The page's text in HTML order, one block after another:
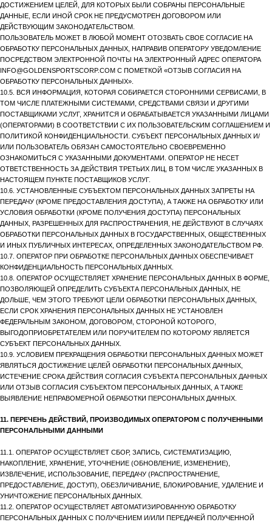
ДОСТИЖЕНИЕМ ЦЕЛЕЙ, ДЛЯ КОТОРЫХ БЫЛИ СОБРАНЫ ПЕРСОНАЛЬНЫЕ
ДАННЫЕ, ЕСЛИ ИНОЙ СРОК НЕ ПРЕДУСМОТРЕН ДОГОВОРОМ ИЛИ
ДЕЙСТВУЮЩИМ ЗАКОНОДАТЕЛЬСТВОМ.
ПОЛЬЗОВАТЕЛЬ МОЖЕТ В ЛЮБОЙ МОМЕНТ ОТОЗВАТЬ СВОЕ СОГЛАСИЕ НА
ОБРАБОТКУ ПЕРСОНАЛЬНЫХ ДАННЫХ, НАПРАВИВ ОПЕРАТОРУ УВЕДОМЛЕНИЕ
ПОСРЕДСТВОМ ЭЛЕКТРОННОЙ ПОЧТЫ НА ЭЛЕКТРОННЫЙ АДРЕС ОПЕРАТОРА
INFO@GOLDENSPORTSCORP.COM С ПОМЕТКОЙ «ОТЗЫВ СОГЛАСИЯ НА
ОБРАБОТКУ ПЕРСОНАЛЬНЫХ ДАННЫХ».
10.5. ВСЯ ИНФОРМАЦИЯ, КОТОРАЯ СОБИРАЕТСЯ СТОРОННИМИ СЕРВИСАМИ, В
ТОМ ЧИСЛЕ ПЛАТЕЖНЫМИ СИСТЕМАМИ, СРЕДСТВАМИ СВЯЗИ И ДРУГИМИ
ПОСТАВЩИКАМИ УСЛУГ, ХРАНИТСЯ И ОБРАБАТЫВАЕТСЯ УКАЗАННЫМИ ЛИЦАМИ
(ОПЕРАТОРАМИ) В СООТВЕТСТВИИ С ИХ ПОЛЬЗОВАТЕЛЬСКИМ СОГЛАШЕНИЕМ И
ПОЛИТИКОЙ КОНФИДЕНЦИАЛЬНОСТИ. СУБЪЕКТ ПЕРСОНАЛЬНЫХ ДАННЫХ И/
ИЛИ ПОЛЬЗОВАТЕЛЬ ОБЯЗАН САМОСТОЯТЕЛЬНО СВОЕВРЕМЕННО
ОЗНАКОМИТЬСЯ С УКАЗАННЫМИ ДОКУМЕНТАМИ. ОПЕРАТОР НЕ НЕСЕТ
ОТВЕТСТВЕННОСТЬ ЗА ДЕЙСТВИЯ ТРЕТЬИХ ЛИЦ, В ТОМ ЧИСЛЕ УКАЗАННЫХ В
НАСТОЯЩЕМ ПУНКТЕ ПОСТАВЩИКОВ УСЛУГ.
10.6. УСТАНОВЛЕННЫЕ СУБЪЕКТОМ ПЕРСОНАЛЬНЫХ ДАННЫХ ЗАПРЕТЫ НА
ПЕРЕДАЧУ (КРОМЕ ПРЕДОСТАВЛЕНИЯ ДОСТУПА), А ТАКЖЕ НА ОБРАБОТКУ ИЛИ
УСЛОВИЯ ОБРАБОТКИ (КРОМЕ ПОЛУЧЕНИЯ ДОСТУПА) ПЕРСОНАЛЬНЫХ
ДАННЫХ, РАЗРЕШЕННЫХ ДЛЯ РАСПРОСТРАНЕНИЯ, НЕ ДЕЙСТВУЮТ В СЛУЧАЯХ
ОБРАБОТКИ ПЕРСОНАЛЬНЫХ ДАННЫХ В ГОСУДАРСТВЕННЫХ, ОБЩЕСТВЕННЫХ
И ИНЫХ ПУБЛИЧНЫХ ИНТЕРЕСАХ, ОПРЕДЕЛЕННЫХ ЗАКОНОДАТЕЛЬСТВОМ РФ.
10.7. ОПЕРАТОР ПРИ ОБРАБОТКЕ ПЕРСОНАЛЬНЫХ ДАННЫХ ОБЕСПЕЧИВАЕТ
КОНФИДЕНЦИАЛЬНОСТЬ ПЕРСОНАЛЬНЫХ ДАННЫХ.
10.8. ОПЕРАТОР ОСУЩЕСТВЛЯЕТ ХРАНЕНИЕ ПЕРСОНАЛЬНЫХ ДАННЫХ В ФОРМЕ,
ПОЗВОЛЯЮЩЕЙ ОПРЕДЕЛИТЬ СУБЪЕКТА ПЕРСОНАЛЬНЫХ ДАННЫХ, НЕ
ДОЛЬШЕ, ЧЕМ ЭТОГО ТРЕБУЮТ ЦЕЛИ ОБРАБОТКИ ПЕРСОНАЛЬНЫХ ДАННЫХ,
ЕСЛИ СРОК ХРАНЕНИЯ ПЕРСОНАЛЬНЫХ ДАННЫХ НЕ УСТАНОВЛЕН
ФЕДЕРАЛЬНЫМ ЗАКОНОМ, ДОГОВОРОМ, СТОРОНОЙ КОТОРОГО,
ВЫГОДОПРИОБРЕТАТЕЛЕМ ИЛИ ПОРУЧИТЕЛЕМ ПО КОТОРОМУ ЯВЛЯЕТСЯ
СУБЪЕКТ ПЕРСОНАЛЬНЫХ ДАННЫХ.
10.9. УСЛОВИЕМ ПРЕКРАЩЕНИЯ ОБРАБОТКИ ПЕРСОНАЛЬНЫХ ДАННЫХ МОЖЕТ
ЯВЛЯТЬСЯ ДОСТИЖЕНИЕ ЦЕЛЕЙ ОБРАБОТКИ ПЕРСОНАЛЬНЫХ ДАННЫХ,
ИСТЕЧЕНИЕ СРОКА ДЕЙСТВИЯ СОГЛАСИЯ СУБЪЕКТА ПЕРСОНАЛЬНЫХ ДАННЫХ
ИЛИ ОТЗЫВ СОГЛАСИЯ СУБЪЕКТОМ ПЕРСОНАЛЬНЫХ ДАННЫХ, А ТАКЖЕ
ВЫЯВЛЕНИЕ НЕПРАВОМЕРНОЙ ОБРАБОТКИ ПЕРСОНАЛЬНЫХ ДАННЫХ.
11. ПЕРЕЧЕНЬ ДЕЙСТВИЙ, ПРОИЗВОДИМЫХ ОПЕРАТОРОМ С ПОЛУЧЕННЫМИ
ПЕРСОНАЛЬНЫМИ ДАННЫМИ
11.1. ОПЕРАТОР ОСУЩЕСТВЛЯЕТ СБОР, ЗАПИСЬ, СИСТЕМАТИЗАЦИЮ,
НАКОПЛЕНИЕ, ХРАНЕНИЕ, УТОЧНЕНИЕ (ОБНОВЛЕНИЕ, ИЗМЕНЕНИЕ),
ИЗВЛЕЧЕНИЕ, ИСПОЛЬЗОВАНИЕ, ПЕРЕДАЧУ (РАСПРОСТРАНЕНИЕ,
ПРЕДОСТАВЛЕНИЕ, ДОСТУП), ОБЕЗЛИЧИВАНИЕ, БЛОКИРОВАНИЕ, УДАЛЕНИЕ И
УНИЧТОЖЕНИЕ ПЕРСОНАЛЬНЫХ ДАННЫХ.
11.2. ОПЕРАТОР ОСУЩЕСТВЛЯЕТ АВТОМАТИЗИРОВАННУЮ ОБРАБОТКУ
ПЕРСОНАЛЬНЫХ ДАННЫХ С ПОЛУЧЕНИЕМ И/ИЛИ ПЕРЕДАЧЕЙ ПОЛУЧЕННОЙ